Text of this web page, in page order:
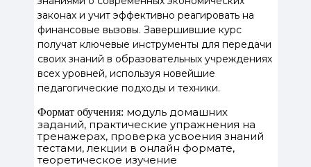
законах и учит эффективно реагировать на
финансовые вызовы. Завершившие курс
получат ключевые инструменты для передачи
своих знаний в образовательных учреждениях
всех уровней, используя новейшие
педагогические подходы и техники.
Формат обучения: модуль домашних
заданий, практические упражнения на
тренажерах, проверка усвоения знаний
тестами, лекции в онлайн формате,
теоретическое изучение